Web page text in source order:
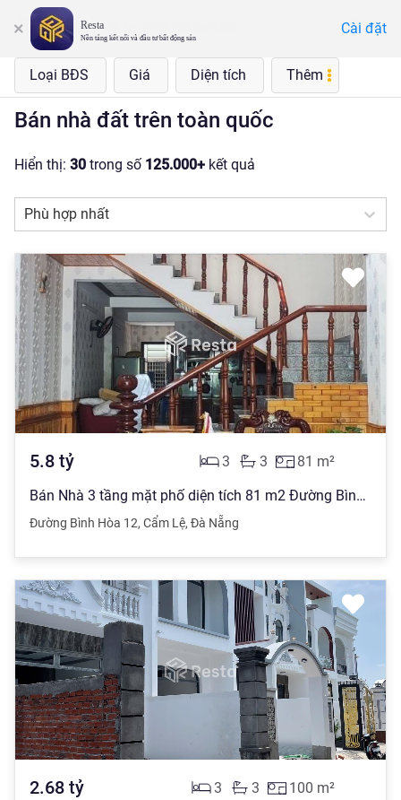
Resta
Nền tảng kết nối và đầu tư bất động sản
Cài đặt
Loại BĐS Giá Diện tích Thêm
Bán nhà đất trên toàn quốc
Hiển thị: 30 trong số 125.000+ kết quả
Phù hợp nhất
5.8 tỷ 81 m²
3
3
Bán Nhà 3 tầng mặt phố diện tích 81 m2 Đường Bình Hòa 12, Cẩm Lệ giá 5.8 tỷ đồng
Đường Bình Hòa 12, Cẩm Lệ, Đà Nẵng
2.68 tỷ 100 m²
3
3